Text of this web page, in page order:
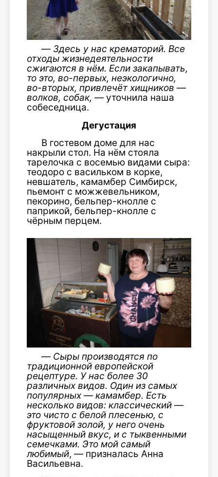
— Здесь у нас крематорий. Все
отходы жизнедеятельности
сжигаются в нём. Если закапывать,
то это, во-первых, неэкологично,
во-вторых, привлечёт хищников —
волков, собак, —уточнила наша
собеседница.
Дегустация
В гостевом доме для нас
накрыли стол. На нём стояла
тарелочка с восемью видами сыра:
теодоро с васильком в корке,
невшатель, камамбер Симбирск,
пьемонт с можжевельником,
пекорино, бельпер-кнолле с
паприкой, бельпер-кнолле с
чёрным перцем.
— Сыры производятся по
традиционной европейской
рецептуре. У нас более 30
различных видов. Один из самых
популярных — камамбер. Есть
несколько видов: классический —
это чисто с белой плесенью, с
фруктовой золой, у него очень
насыщенный вкус, и с тыквенными
семечками. Это мой самый
любимый, — призналась Анна
Васильевна.